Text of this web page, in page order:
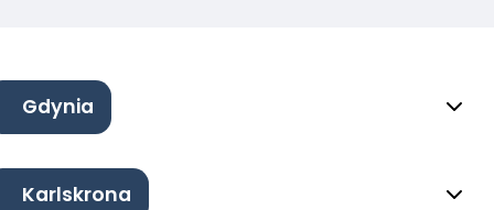
Gdynia
Karlskrona